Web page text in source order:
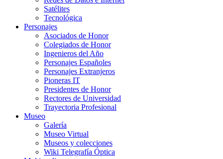
Satélites
Tecnológica
Personajes
Asociados de Honor
Colegiados de Honor
Ingenieros del Año
Personajes Españoles
Personajes Extranjeros
Pioneras IT
Presidentes de Honor
Rectores de Universidad
Trayectoria Profesional
Museo
Galería
Museo Virtual
Museos y colecciones
Wiki Telegrafía Óptica